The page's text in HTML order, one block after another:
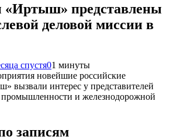
«Иртыш» представлены
деловой миссии в
спустя01 минуты
новейшие российские
вызвали интерес у представителей
и железнодорожной
записям